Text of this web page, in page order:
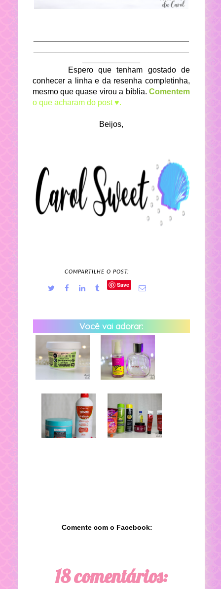
Espero que tenham gostado de
conhecer a linha e da resenha completinha,
mesmo que quase virou a bíblia. Comentem
o que acharam do post ♥.
Beijos,
COMPARTILHE O POST:
Save
Você vai adorar:
Comente com o Facebook:
18 comentários: